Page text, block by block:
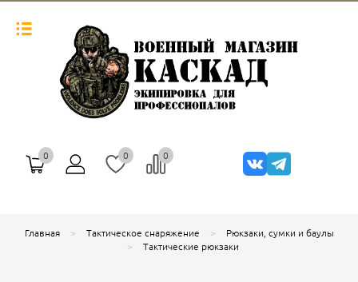
0 0 0
Главная Тактическое снаряжение
Рюкзаки, сумки и баулы
Тактические рюкзаки